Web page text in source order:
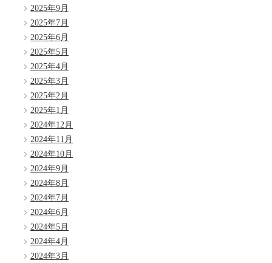
2025年9月
2025年7月
2025年6月
2025年5月
2025年4月
2025年3月
2025年2月
2025年1月
2024年12月
2024年11月
2024年10月
2024年9月
2024年8月
2024年7月
2024年6月
2024年5月
2024年4月
2024年3月